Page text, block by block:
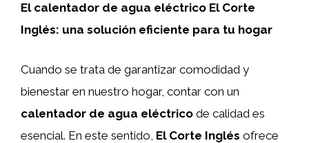
El calentador de agua eléctrico El Corte
Inglés: una solución eficiente para tu hogar
Cuando se trata de garantizar comodidad y
bienestar en nuestro hogar, contar con un
calentador de agua eléctrico de calidad es
esencial. En este sentido, El Corte Inglés ofrece